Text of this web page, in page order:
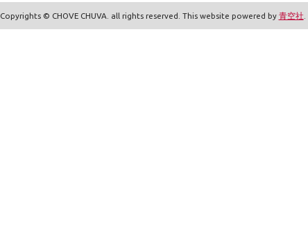
Copyrights © CHOVE CHUVA. all rights reserved. This website powered by 青空社